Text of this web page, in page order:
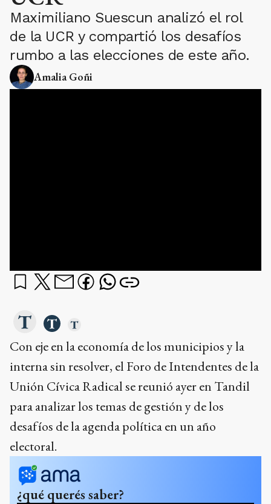
Maximiliano Suescun analizó el rol
de la UCR y compartió los desafíos
rumbo a las elecciones de este año.
Amalia Goñi
Con eje en la economía de los municipios y la
interna sin resolver, el Foro de Intendentes de la
Unión Cívica Radical se reunió ayer en Tandil
para analizar los temas de gestión y de los
desafíos de la agenda política en un año
electoral.
¿qué querés saber?